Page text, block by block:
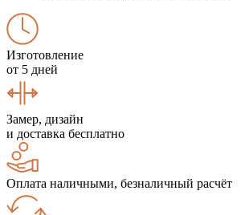
Изготовление
от 5 дней
Замер, дизайн
и доставка бесплатно
Оплата наличными, безналичный расчёт